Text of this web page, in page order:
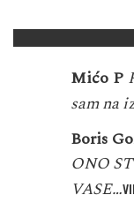
Mićo P
sam na
Boris
ONO
VASE…